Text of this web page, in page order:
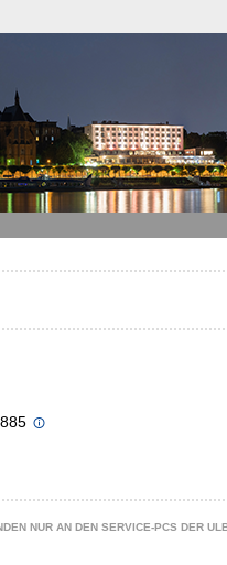
NUR AN DEN SERVICE-PCS DER